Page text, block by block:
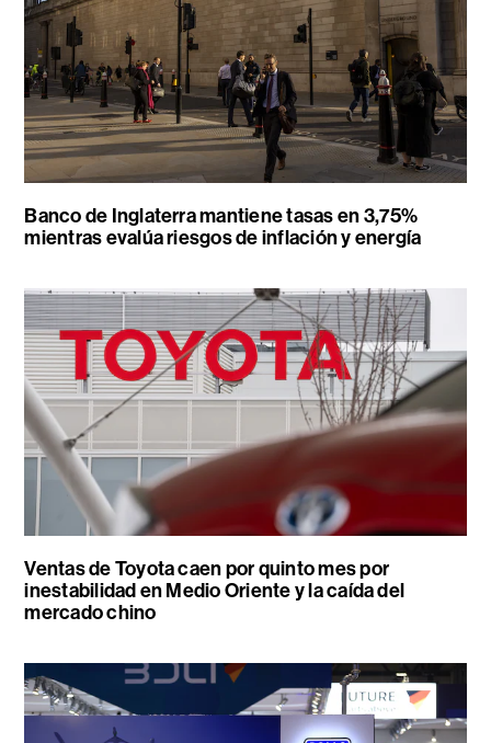
Banco de Inglaterra mantiene tasas en 3,75%
mientras evalúa riesgos de inflación y energía
Ventas de Toyota caen por quinto mes por
inestabilidad en Medio Oriente y la caída del
mercado chino